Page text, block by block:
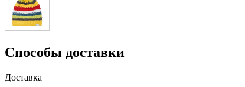
Способы доставки
Доставка